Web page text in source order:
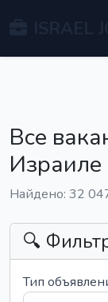
Все
Израиле
Найдено: 32
🔍
Тип